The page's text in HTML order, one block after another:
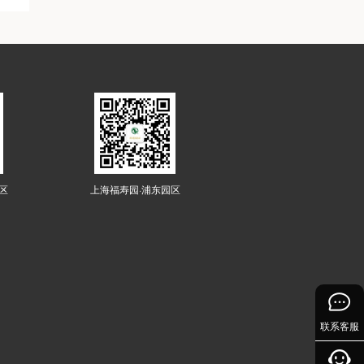
上海福寿园·浦东园区
联系客服